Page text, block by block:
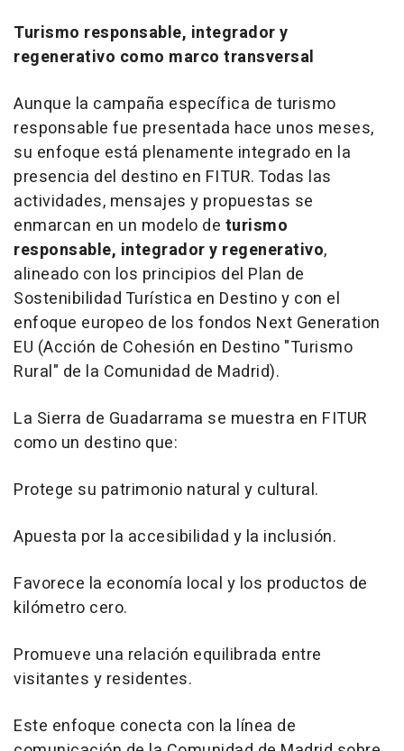
Turismo responsable, integrador y
regenerativo como marco transversal
Aunque la campaña específica de turismo
responsable fue presentada hace unos meses,
su enfoque está plenamente integrado en la
presencia del destino en FITUR. Todas las
actividades, mensajes y propuestas se
enmarcan en un modelo de turismo
responsable, integrador y regenerativo,
alineado con los principios del Plan de
Sostenibilidad Turística en Destino y con el
enfoque europeo de los fondos Next Generation
EU (Acción de Cohesión en Destino "Turismo
Rural" de la Comunidad de Madrid).
La Sierra de Guadarrama se muestra en FITUR
como un destino que:
Protege su patrimonio natural y cultural.
Apuesta por la accesibilidad y la inclusión.
Favorece la economía local y los productos de
kilómetro cero.
Promueve una relación equilibrada entre
visitantes y residentes.
Este enfoque conecta con la línea de